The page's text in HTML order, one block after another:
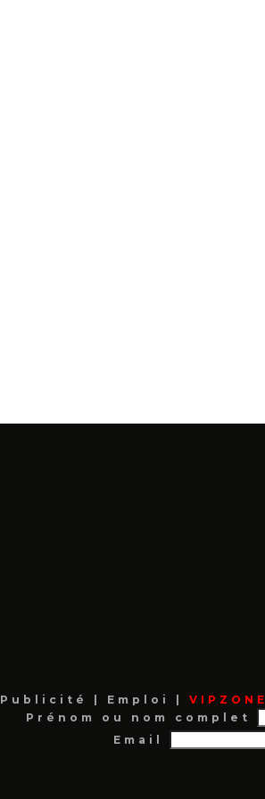
Publicité Emploi VIPZONE
Prénom ou nom complet
Email